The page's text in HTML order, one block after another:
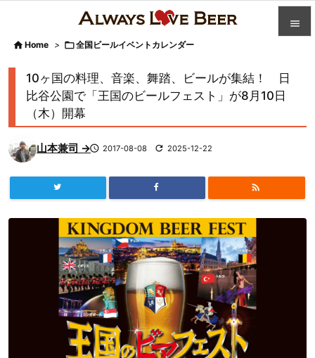


検索
 Home > 全国ビールイベントカレンダー
10ヶ国の料理、音楽、舞踏、ビールが集結！ 日
比谷公園で「王国のビールフェスト」が8月10日
（木）開幕
山本兼司 → 2017-08-08  2025-12-22
